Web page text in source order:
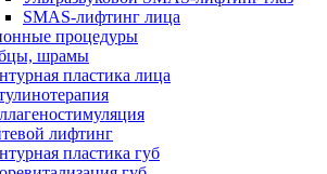
SMAS-лифтинг лица
процедуры
шрамы
пластика лица
лифтинг
пластика губ